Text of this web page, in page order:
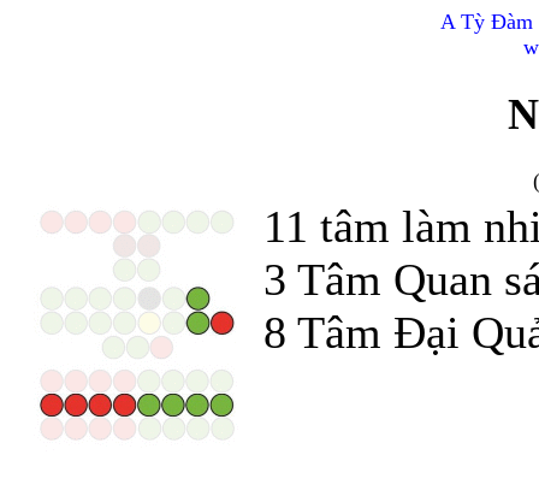
A Tỳ Đàm
(
11 tâm làm
3 Tâm Quan
8 Tâm Đại